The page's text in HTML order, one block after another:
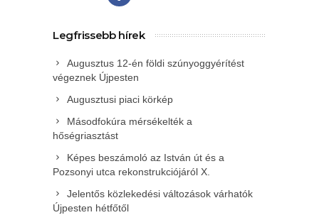
Legfrissebb hírek
Augusztus 12-én földi szúnyoggyérítést
végeznek Újpesten
Augusztusi piaci körkép
Másodfokúra mérsékelték a
hőségriasztást
Képes beszámoló az István út és a
Pozsonyi utca rekonstrukciójáról X.
Jelentős közlekedési változások várhatók
Újpesten hétfőtől